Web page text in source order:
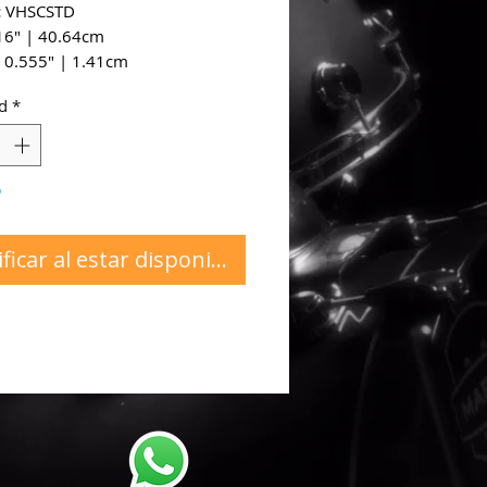
VHSCSTD
| 40.64cm
0.555" | 1.41cm
Hickory
*
al estar disponible